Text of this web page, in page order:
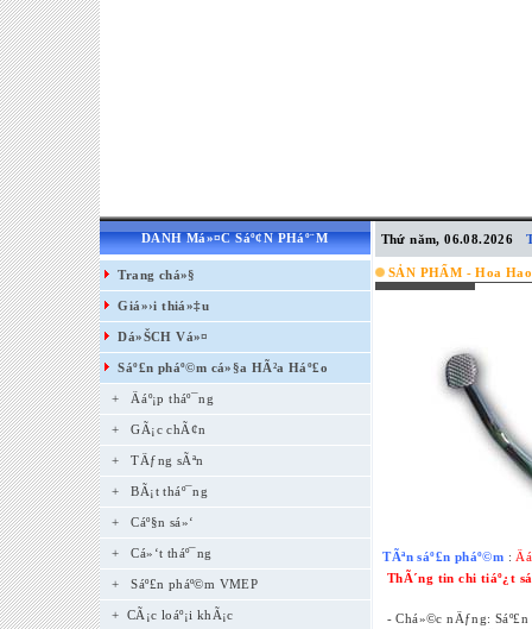
DANH Má»¤C Sáº¢N PHáº¨M
Trang chá»§
Giá»›i thiá»‡u
Dá»ŠCH Vá»¤
Sáº£n pháº©m cá»§a HÃ²a Háº£o
+ Äáº¡p tháº¯ng
+GÃ¡c chÃ¢n
+TÄƒng sÃªn
+BÃ¡t tháº¯ng
+Cáº§n sá»‘
+Cá»‘t tháº¯ng
+Sáº£n pháº©m VMEP
+ CÃ¡c loáº¡i khÃ¡c
Thứ năm, 06.08.2026
SẢN PHẨM - Hoa
TÃªn sáº£n pháº©m :
ThÃ´ng tin chi tiáº¿t
- Chá»©c nÄƒng: